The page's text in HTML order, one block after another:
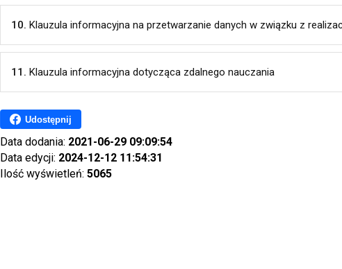
10. Klauzula informacyjna na przetwarzanie danych w związku z
11. Klauzula informacyjna dotycząca zdalnego nauczania
Udostępnij
Data dodania: 2021-06-29 09:09:54
Data edycji: 2024-12-12 11:54:31
Ilość wyświetleń: 5065